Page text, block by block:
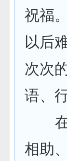
祝福
以后
次次
语、
在
相助